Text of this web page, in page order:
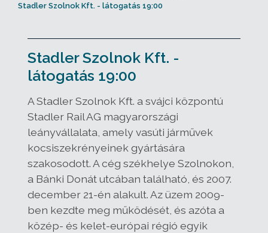
Stadler Szolnok Kft. - látogatás 19:00
Stadler Szolnok Kft. -
látogatás 19:00
A Stadler Szolnok Kft. a svájci központú
Stadler Rail AG magyarországi
leányvállalata, amely vasúti járművek
kocsiszekrényeinek gyártására
szakosodott. A cég székhelye Szolnokon,
a Bánki Donát utcában található, és 2007.
december 21-én alakult. Az üzem 2009-
ben kezdte meg működését, és azóta a
közép- és kelet-európai régió egyik